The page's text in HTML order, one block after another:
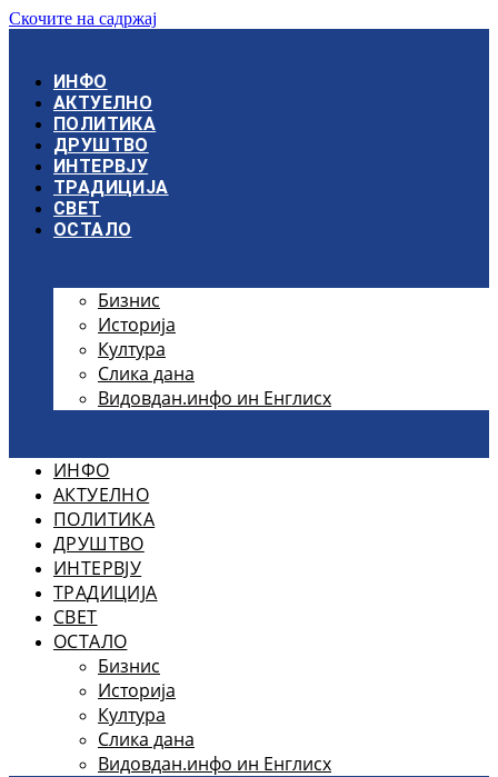
Скочите на садржај
ИНФО
АКТУЕЛНО
ПОЛИТИКА
ДРУШТВО
ИНТЕРВЈУ
ТРАДИЦИЈА
СВЕТ
ОСТАЛО
Бизнис
Историја
Култура
Слика дана
Видовдан.инфо ин Енглисх
ИНФО
АКТУЕЛНО
ПОЛИТИКА
ДРУШТВО
ИНТЕРВЈУ
ТРАДИЦИЈА
СВЕТ
ОСТАЛО
Бизнис
Историја
Култура
Слика дана
Видовдан.инфо ин Енглисх